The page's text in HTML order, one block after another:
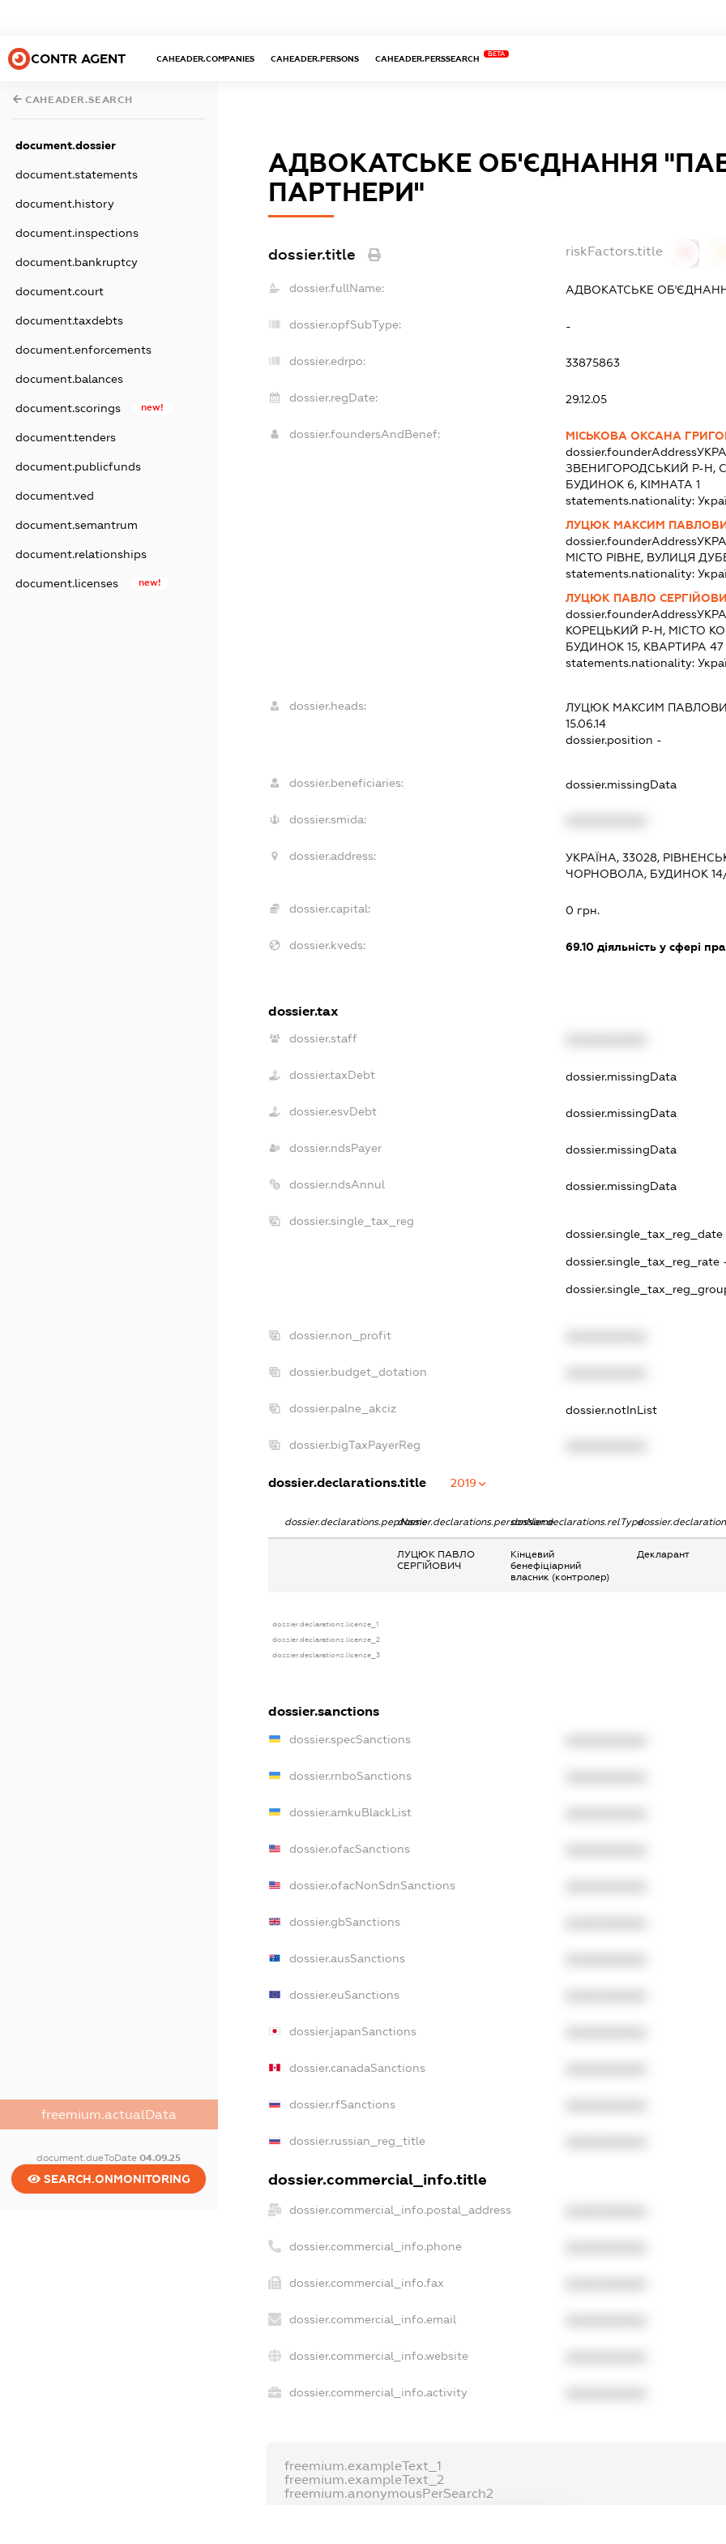
CONTR AGENT CAHEADER.COMPANIES CAHEADER.PERSONS CAHEADER.PERSSEARCH
BETA
CAHEADER.SEARCH
document.dossier
document.statements
document.history
document.inspections
document.bankruptcy
document.court
document.taxdebts
document.enforcements
document.balances
document.scorings new!
document.tenders
document.publicfunds
document.ved
document.semantrum
document.relationships
document.licenses new!
freemium.actualData
document.dueToDate04.09.25
SEARCH.ONMONITORING
АДВОКАТСЬКЕ ОБ'ЄДНАННЯ
ПАРТНЕРИ"
dossier.title riskFactors.title
dossier.fullName: АДВОКАТСЬКЕ
dossier.opfSubType: -
dossier.edrpo: 33875863
dossier.regDate: 29.12.05
dossier.foundersAndBenef:
МІСЬКОВА ОКСАНА
dossier.founderAddress
ЗВЕНИГОРОДСЬКИЙ Р-Н,
БУДИНОК 6, КІМНАТА 1
statements.nationality:
ЛУЦЮК МАКСИМ
dossier.founderAddress
МІСТО РІВНЕ, ВУЛИЦЯ
statements.nationality:
ЛУЦЮК ПАВЛО
dossier.founderAddress
КОРЕЦЬКИЙ Р-Н, МІСТО
БУДИНОК 15, КВАРТИРА 47
statements.nationality:
dossier.heads: ЛУЦЮК МАКСИМ
15.06.14
dossier.position -
dossier.beneficiaries: dossier.missingData
dossier.smida:
dossier.address:
УКРАЇНА, 33028,
ЧОРНОВОЛА, БУДИНОК 14/
dossier.capital: 0 грн.
dossier.kveds: 69.10 діяльність у сфері
dossier.tax
dossier.staff
dossier.taxDebt dossier.missingData
dossier.esvDebt dossier.missingData
dossier.ndsPayer dossier.missingData
dossier.ndsAnnul dossier.missingData
dossier.single_tax_reg
dossier.single_tax_reg_date -
dossier.single_tax_reg_rate
dossier.non_profit
dossier.budget_dotation
dossier.palne_akciz dossier.notInList
dossier.bigTaxPayerReg
dossier.declarations.title 2019
dossier.declarations.pepNamedossier.declarations.personNamedossier.declarations.relType
ЛУЦЮК ПАВЛО
СЕРГІЙОВИЧ
Кінцевий
бенефіціарний
власник (контролер)
Декларант
dossier.declarations.license_1
dossier.declarations.license_2
dossier.declarations.license_3
dossier.sanctions
dossier.specSanctions
dossier.rnboSanctions
dossier.amkuBlackList
dossier.ofacSanctions
dossier.ofacNonSdnSanctions
dossier.gbSanctions
dossier.ausSanctions
dossier.euSanctions
dossier.japanSanctions
dossier.canadaSanctions
dossier.rfSanctions
dossier.russian_reg_title
dossier.commercial_info.title
dossier.commercial_info.postal_address
dossier.commercial_info.phone
dossier.commercial_info.fax
dossier.commercial_info.email
dossier.commercial_info.website
dossier.commercial_info.activity
freemium.exampleText_1
freemium.exampleText_2
freemium.anonymousPerSearch2